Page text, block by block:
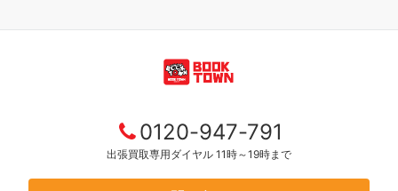
0120-947-791
出張買取専用ダイヤル 11時～19時まで